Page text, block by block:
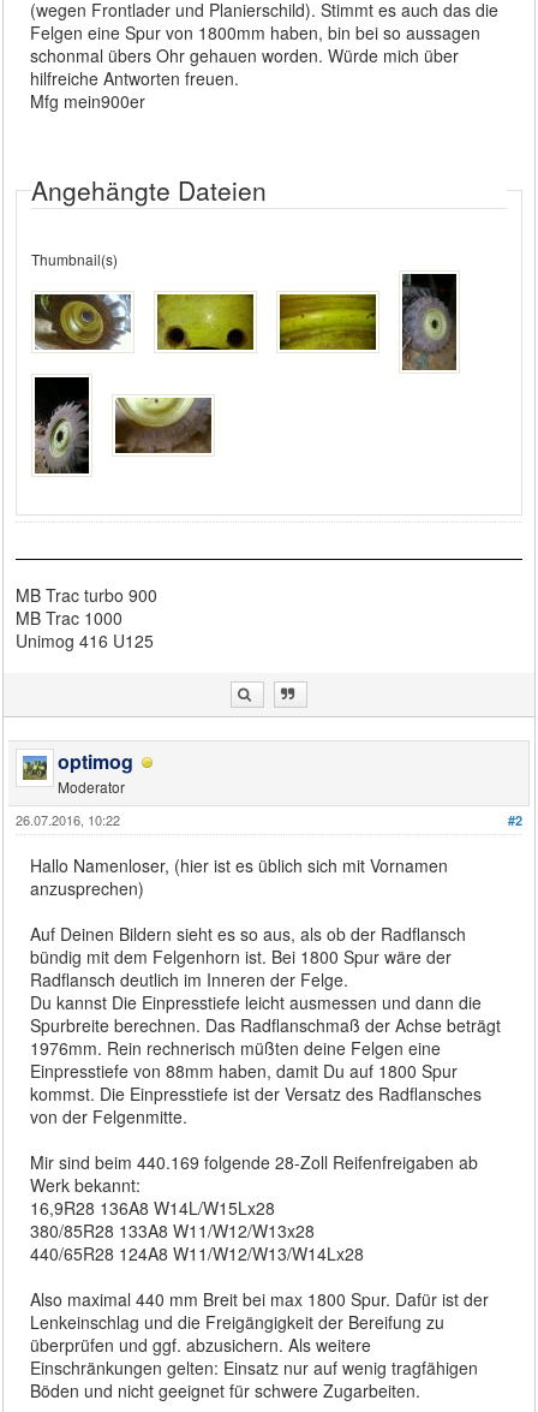
(wegen Frontlader und Planierschild). Stimmt es auch das die
Felgen eine Spur von 1800mm haben, bin bei so aussagen
schonmal übers Ohr gehauen worden. Würde mich über
hilfreiche Antworten freuen.
Mfg mein900er
Angehängte Dateien
Thumbnail(s)
MB Trac turbo 900
MB Trac 1000
Unimog 416 U125
optimog
Moderator
#2
26.07.2016, 10:22
Hallo Namenloser, (hier ist es üblich sich mit Vornamen
anzusprechen)
Auf Deinen Bildern sieht es so aus, als ob der Radflansch
bündig mit dem Felgenhorn ist. Bei 1800 Spur wäre der
Radflansch deutlich im Inneren der Felge.
Du kannst Die Einpresstiefe leicht ausmessen und dann die
Spurbreite berechnen. Das Radflanschmaß der Achse beträgt
1976mm. Rein rechnerisch müßten deine Felgen eine
Einpresstiefe von 88mm haben, damit Du auf 1800 Spur
kommst. Die Einpresstiefe ist der Versatz des Radflansches
von der Felgenmitte.
Mir sind beim 440.169 folgende 28-Zoll Reifenfreigaben ab
Werk bekannt:
16,9R28 136A8 W14L/W15Lx28
380/85R28 133A8 W11/W12/W13x28
440/65R28 124A8 W11/W12/W13/W14Lx28
Also maximal 440 mm Breit bei max 1800 Spur. Dafür ist der
Lenkeinschlag und die Freigängigkeit der Bereifung zu
überprüfen und ggf. abzusichern. Als weitere
Einschränkungen gelten: Einsatz nur auf wenig tragfähigen
Böden und nicht geeignet für schwere Zugarbeiten.